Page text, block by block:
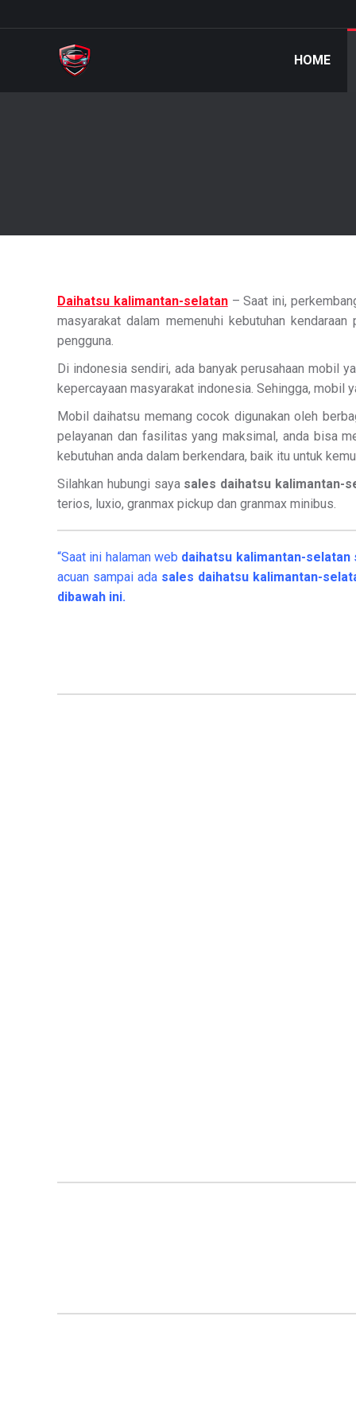
HOME
Daihatsu kalimantan-selatan– Saat ini,
masyarakat dalam memenuhi kebutuhan
pengguna.
Di indonesia sendiri, ada banyak perusahaan mobil
kepercayaan masyarakat indonesia. Sehingga, mobil
Mobil daihatsu memang cocok digunakan oleh
pelayanan dan fasilitas yang maksimal, anda bisa
kebutuhan anda dalam berkendara, baik itu untuk
Silahkan hubungi saya sales daihatsu kalimantan-
terios, luxio, granmax pickup dan granmax minibus.
“Saat ini halaman web daihatsu kalimantan-selatan
acuan sampai ada sales daihatsu kalimantan-
dibawah ini.